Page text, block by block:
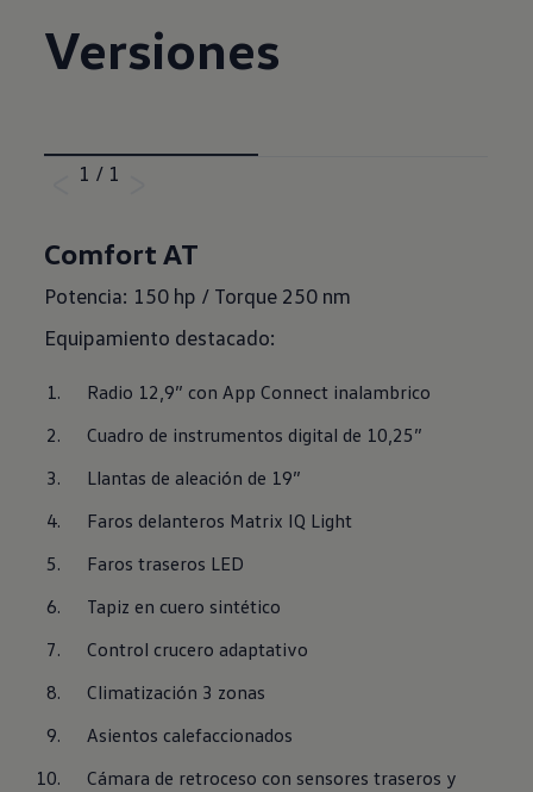
Versiones
1 / 1
Comfort AT
Potencia: 150 hp / Torque 250 nm
Equipamiento destacado:
Radio 12,9” con App Connect inalambrico
Cuadro de instrumentos digital de 10,25”
Llantas de aleación de 19”
Faros delanteros Matrix IQ Light
Faros traseros LED
Tapiz en cuero sintético
Control crucero adaptativo
Climatización 3 zonas
Asientos calefaccionados
Cámara de retroceso con sensores traseros y